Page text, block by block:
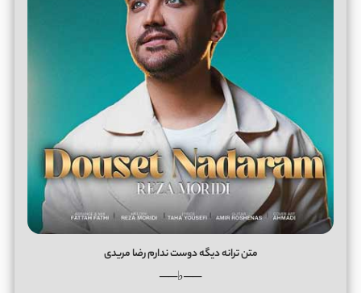
متن ترانه دﻳﮕﻪ دوﺳﺖ ﻧﺪارم رضا مریدی
──♭──